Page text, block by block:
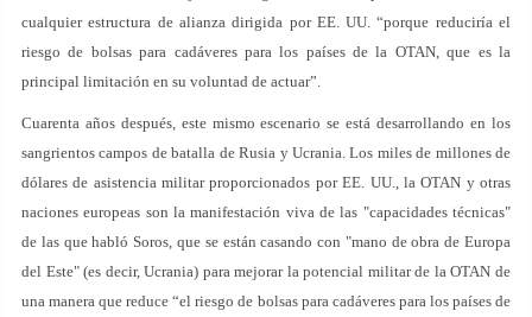
cualquier estructura de alianza dirigida por EE. UU. “porque reduciría el
riesgo de bolsas para cadáveres para los países de la OTAN, que es la
principal limitación en su voluntad de actuar”.
Cuarenta años después, este mismo escenario se está desarrollando en los
sangrientos campos de batalla de Rusia y Ucrania. Los miles de millones de
dólares de asistencia militar proporcionados por EE. UU., la OTAN y otras
naciones europeas son la manifestación viva de las "capacidades técnicas"
de las que habló Soros, que se están casando con "mano de obra de Europa
del Este" (es decir, Ucrania) para mejorar la potencial militar de la OTAN de
una manera que reduce “el riesgo de bolsas para cadáveres para los países de